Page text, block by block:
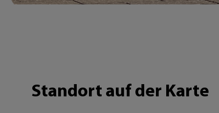
Standort auf der Karte